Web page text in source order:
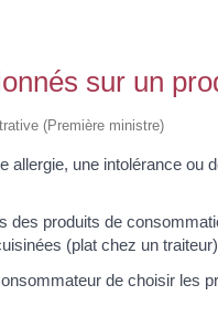
sur un
(Première ministre)
allergie, une intolérance
des produits de
(plat chez un
de choisir les